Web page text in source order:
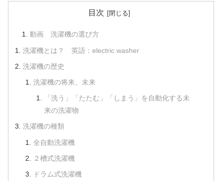
目次
動画 洗濯機の選び方
洗濯機とは？ 英語：electric washer
洗濯機の歴史
洗濯機の将来、未来
「洗う」「たたむ」「しまう」を自動化する未
来の洗濯物
洗濯機の種類
全自動洗濯機
２槽式洗濯機
ドラム式洗濯機